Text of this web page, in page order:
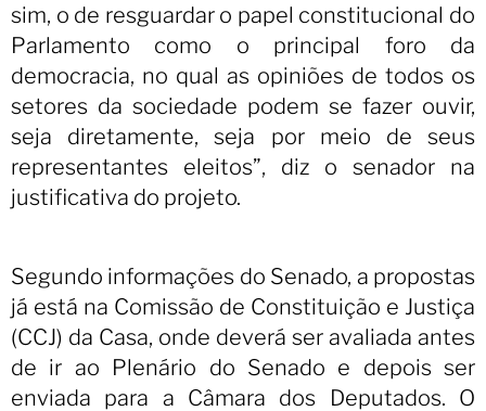
sim, o de resguardar o papel constitucional do
Parlamento como o principal foro da
democracia, no qual as opiniões de todos os
setores da sociedade podem se fazer ouvir,
seja diretamente, seja por meio de seus
representantes eleitos”, diz o senador na
justificativa do projeto.
Segundo informações do Senado, a propostas
já está na Comissão de Constituição e Justiça
(CCJ) da Casa, onde deverá ser avaliada antes
de ir ao Plenário do Senado e depois ser
enviada para a Câmara dos Deputados. O